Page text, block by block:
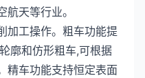
天等行业。
加工操作。粗车功能提
廓和仿形粗车,可根据
精车功能支持恒定表面